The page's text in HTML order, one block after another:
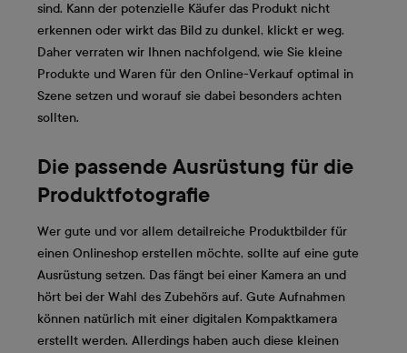
sind. Kann der potenzielle Käufer das Produkt nicht
erkennen oder wirkt das Bild zu dunkel, klickt er weg.
Daher verraten wir Ihnen nachfolgend, wie Sie kleine
Produkte und Waren für den Online-Verkauf optimal in
Szene setzen und worauf sie dabei besonders achten
sollten.
Die passende Ausrüstung für die
Produktfotografie
Wer gute und vor allem detailreiche Produktbilder für
einen Onlineshop erstellen möchte, sollte auf eine gute
Ausrüstung setzen. Das fängt bei einer Kamera an und
hört bei der Wahl des Zubehörs auf. Gute Aufnahmen
können natürlich mit einer digitalen Kompaktkamera
erstellt werden. Allerdings haben auch diese kleinen